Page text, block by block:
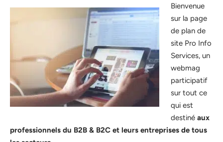
Bienvenue
sur la page
de plan de
site Pro Info
Services, un
webmag
participatif
sur tout ce
qui est
destinéaux
professionnels du B2B & B2C et leurs entreprises de tous